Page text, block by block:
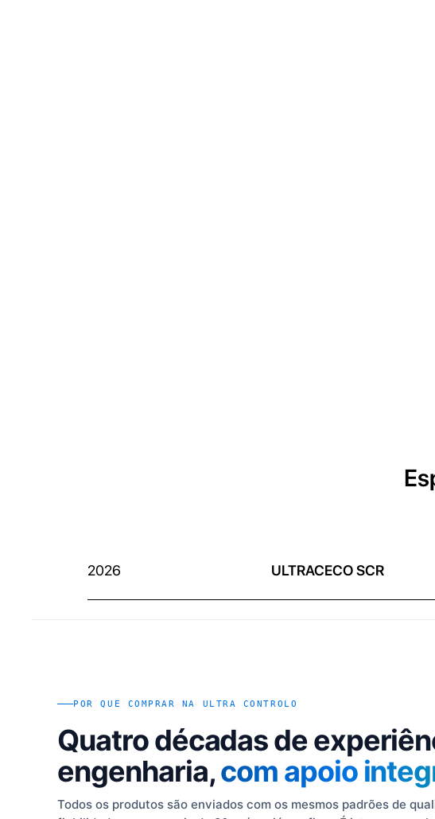
2026 ULTRACECO SCR
POR QUE COMPRAR NA ULTRA CONTROLO
Quatro décadas de
engenharia,com apoio
Todos os produtos são enviados com os mesmos padrões de